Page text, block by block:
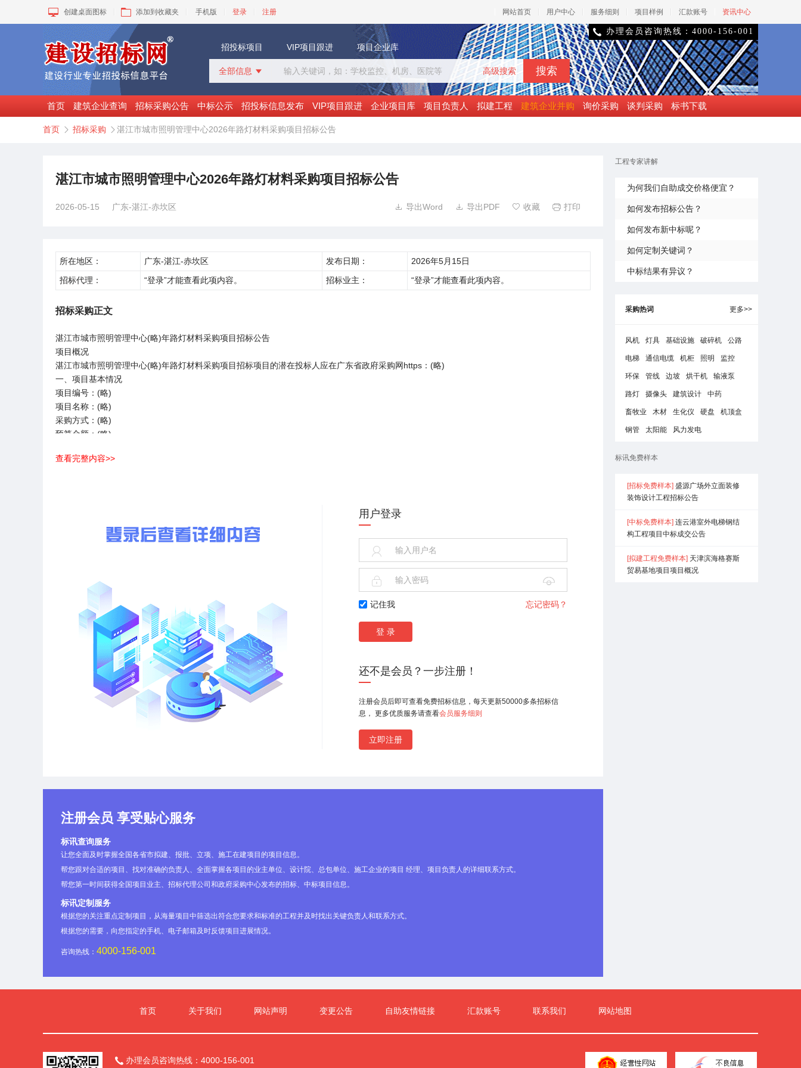
创建桌面图标 添加到收藏夹 手机版 登录 注册 网站首页 用户中心 服务细则 项目样例 汇款账号 资讯中心
招投标项目 VIP项目跟进 项目企业库
全部信息 
招标采购
中标公示
变更公告
VIP项目
询价采购
高级搜索
 办理会员咨询热线：4000-156-001
首页 建筑企业查询 招标采购公告 中标公示 招投标信息发布 VIP项目跟进 企业项目库 项目负责人 拟建工程 建筑企业并购 询价采购 谈判采购 标书下载
首页  招标采购  湛江市城市照明管理中心2026年路灯材料采购项目招标公告
湛江市城市照明管理中心2026年路灯材料采购项目招标公告
2026-05-15 广东-湛江-赤坎区  导出Word  导出PDF  收藏  打印
所在地区： 广东-湛江-赤坎区 发布日期：
2026年5月15日
招标代理：
“登录”才能查看此项内容。 招标业主： “登录”才能查看此项内容。
招标采购正文
湛江市城市照明管理中心(略)年路灯材料采购项目招标公告
项目概况
湛江市城市照明管理中心(略)年路灯材料采购项目招标项目的潜在投标人应在广东省政府采购网https：(略)
一、项目基本情况
项目编号：(略)
项目名称：(略)
采购方式：(略)
预算金额：(略)
采购包1(湛江市城市照明管理中心(略)年路灯材料采购项目):
名称：(略)
联系方式：(略)
3.项目联系方式
项目联系人：(略)
广东燊生工程咨询有限公司
(略)年(略)月(略)日
相关附件：
湛江市城市照明管理中心(略)年路灯材料采购项目招标文件（(略)）.zip
查看完整内容>>
用户登录

 
记住我 忘记密码？
还不是会员？一步注册！
注册会员后即可查看免费招标信息，每天更新50000多条招标信
息， 更多优质服务请查看会员服务细则
立即注册
注册会员 享受贴心服务
标讯查询服务
让您全面及时掌握全国各省市拟建、报批、立项、施工在建项目的项目信息。
帮您跟对合适的项目、找对准确的负责人、全面掌握各项目的业主单位、设计院、总包单位、施工企业的项目 经理、项目负责人的详细联系方式。
帮您第一时间获得全国项目业主、招标代理公司和政府采购中心发布的招标、中标项目信息。
标讯定制服务
根据您的关注重点定制项目，从海量项目中筛选出符合您要求和标准的工程并及时找出关键负责人和联系方式。
根据您的需要，向您指定的手机、电子邮箱及时反馈项目进展情况。
咨询热线： 4000-156-001
工程专家讲解
为何我们自助成交价格便宜？
如何发布招标公告？
如何发布新中标呢？
如何定制关键词？
中标结果有异议？
采购热词 更多>>
风机 灯具 基础设施 破碎机 公路
电梯 通信电缆 机柜 照明 监控
环保 管线 边坡 烘干机 输液泵
路灯 摄像头 建筑设计 中药
畜牧业 木材 生化仪 硬盘 机顶盒
钢管 太阳能 风力发电
标讯免费样本
[招标免费样本] 盛源广场外立面装修
装饰设计工程招标公告
[中标免费样本] 连云港室外电梯钢结
构工程项目中标成交公告
[拟建工程免费样本] 天津滨海格赛斯
贸易基地项目项目概况
首页 关于我们 网站声明 变更公告 自助友情链接 汇款账号 联系我们 网站地图
 办理会员咨询热线：4000-156-001